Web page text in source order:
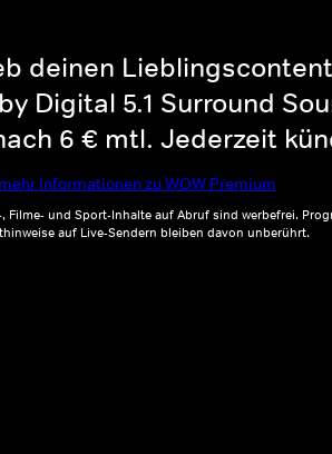
deinen
Digital 5.1 Surround
6 € mtl. Jederzeit
Informationen zu WOW Premium
, Filme- und Sport-Inhalte auf Abruf sind werbefrei.
auf Live-Sendern bleiben davon unberührt.